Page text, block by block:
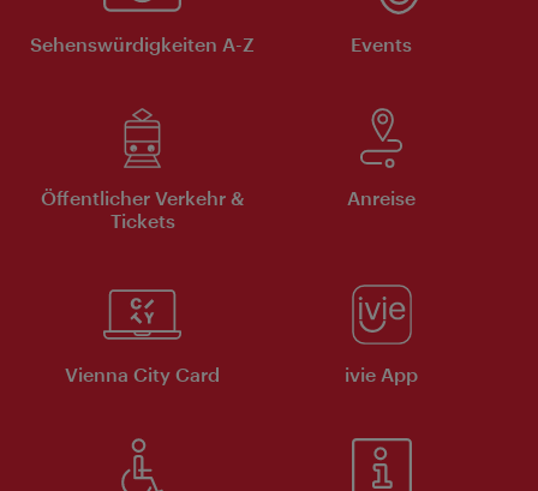
Sehenswürdigkeiten A-Z Events
Öffentlicher Verkehr &
Tickets
Anreise
Vienna City Card ivie App